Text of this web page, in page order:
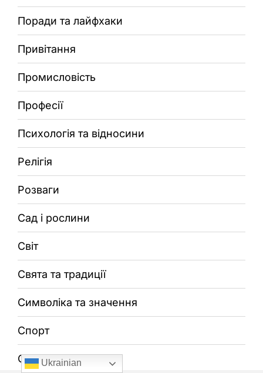
Поради та лайфхаки
Привітання
Промисловість
Професії
Психологія та відносини
Релігія
Розваги
Сад і рослини
Світ
Свята та традиції
Символіка та значення
Спорт
Суспільство
Ukrainian